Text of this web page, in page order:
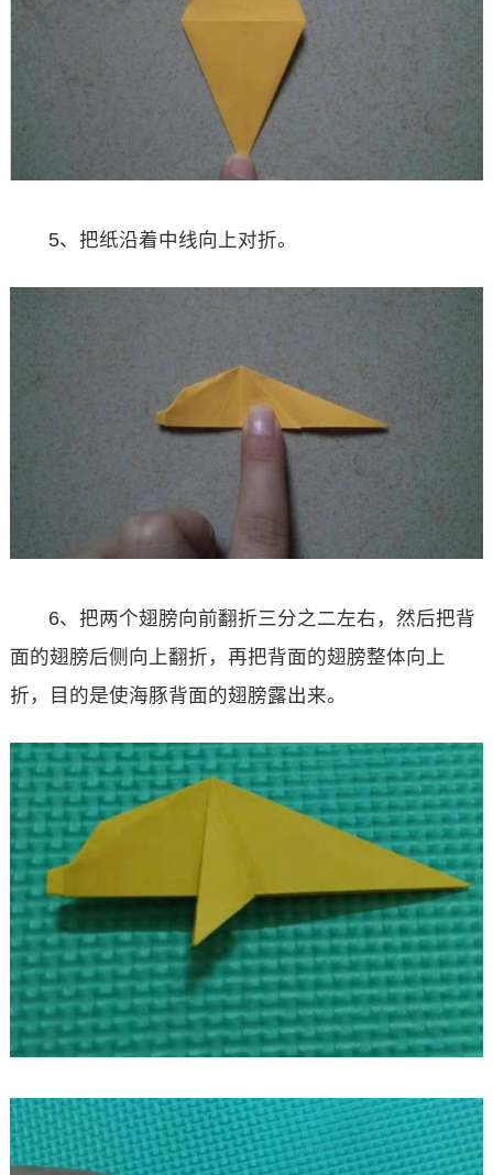
5、把纸沿着中线向上对折。
6、把两个翅膀向前翻折三分之二左右，然后把背
面的翅膀后侧向上翻折，再把背面的翅膀整体向上
折，目的是使海豚背面的翅膀露出来。